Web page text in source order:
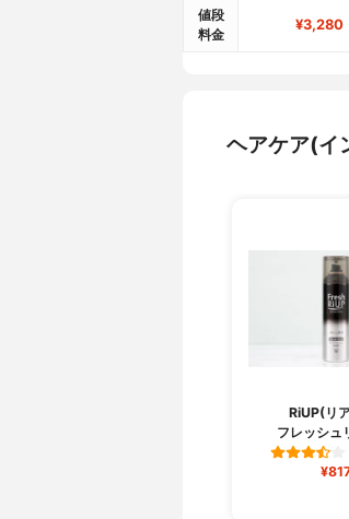
値段
料金
¥3,280
ヘアケア(イ
RiUP(リ
フレッシュ